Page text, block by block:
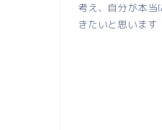
考え、自分が本当
きたいと思います